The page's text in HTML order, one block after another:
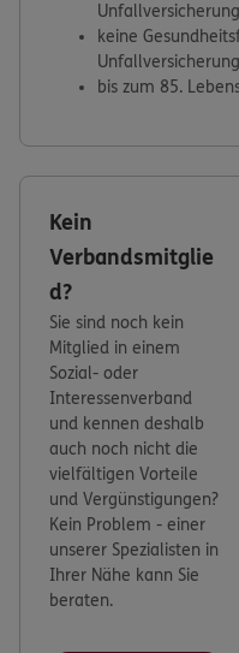
keine
Unfallversicherung
bis zum 85.
Kein
Verbandsmitglie
d?
Sie sind noch kein
Mitglied in einem
Sozial- oder
Interessenverband
und kennen deshalb
auch noch nicht die
vielfältigen Vorteile
und Vergünstigungen?
Kein Problem - einer
unserer Spezialisten in
Ihrer Nähe kann Sie
beraten.